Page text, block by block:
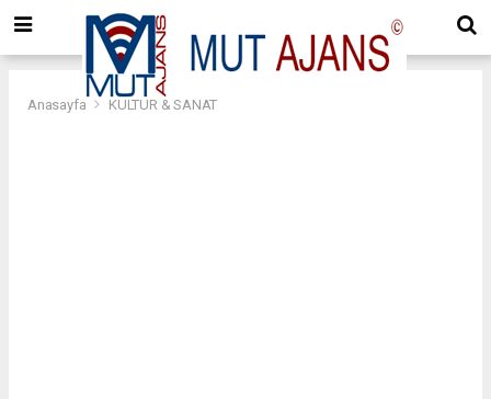
Anasayfa KÜLTÜR & SANAT